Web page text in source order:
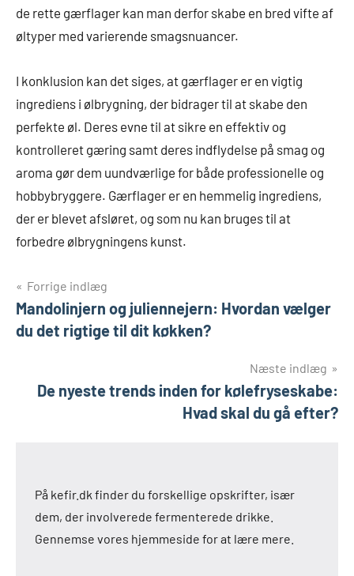
de rette gærflager kan man derfor skabe en bred vifte af
øltyper med varierende smagsnuancer.
I konklusion kan det siges, at gærflager er en vigtig
ingrediens i ølbrygning, der bidrager til at skabe den
perfekte øl. Deres evne til at sikre en effektiv og
kontrolleret gæring samt deres indflydelse på smag og
aroma gør dem uundværlige for både professionelle og
hobbybryggere. Gærflager er en hemmelig ingrediens,
der er blevet afsløret, og som nu kan bruges til at
forbedre ølbrygningens kunst.
Indlægsnavigation
Forrige indlæg
Mandolinjern og juliennejern: Hvordan vælger
du det rigtige til dit køkken?
Næste indlæg
De nyeste trends inden for kølefryseskabe:
Hvad skal du gå efter?
På kefir.dk finder du forskellige opskrifter, især
dem, der involverede fermenterede drikke.
Gennemse vores hjemmeside for at lære mere.